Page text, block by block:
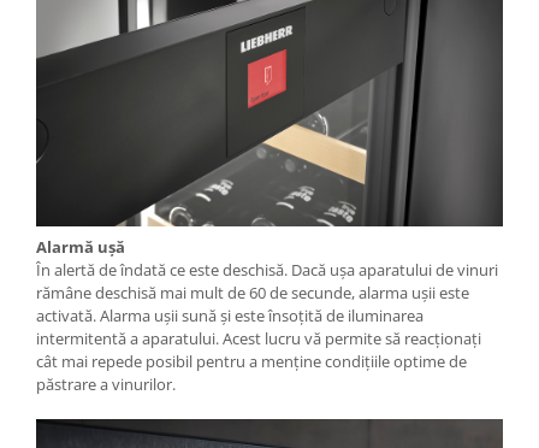
Alarmă uşă
În alertă de îndată ce este deschisă. Dacă uşa aparatului de vinuri
rămâne deschisă mai mult de 60 de secunde, alarma uşii este
activată. Alarma uşii sună şi este însoţită de iluminarea
intermitentă a aparatului. Acest lucru vă permite să reacţionaţi
cât mai repede posibil pentru a menţine condiţiile optime de
păstrare a vinurilor.